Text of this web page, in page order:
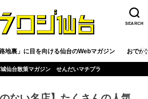
SEARCH
地裏」に目を向ける仙台のWebマガジン おでか
城仙台散策マガジン せんだいマチプラ